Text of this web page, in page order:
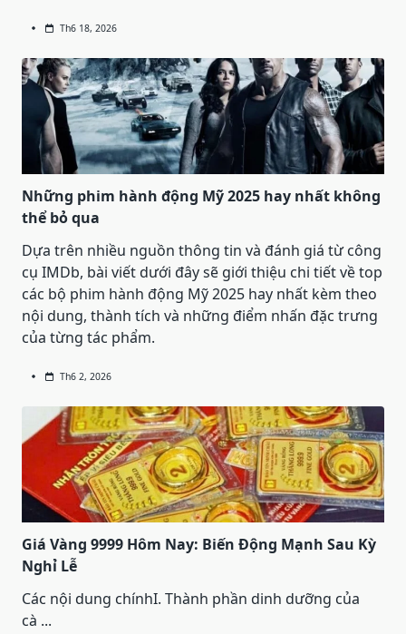
Th6 18, 2026
Những phim hành động Mỹ 2025 hay nhất không
thể bỏ qua
Dựa trên nhiều nguồn thông tin và đánh giá từ công
cụ IMDb, bài viết dưới đây sẽ giới thiệu chi tiết về top
các bộ phim hành động Mỹ 2025 hay nhất kèm theo
nội dung, thành tích và những điểm nhấn đặc trưng
của từng tác phẩm.
Th6 2, 2026
Giá Vàng 9999 Hôm Nay: Biến Động Mạnh Sau Kỳ
Nghỉ Lễ
Các nội dung chínhI. Thành phần dinh dưỡng của
cà ...